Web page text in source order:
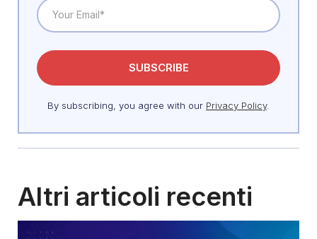
By subscribing, you agree with our Privacy Policy.
Altri articoli recenti